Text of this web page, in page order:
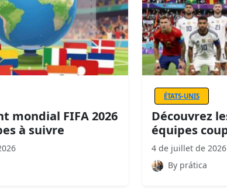
mondial FIFA 2026
à suivre
ÉTATS-UNIS
Découvrez
équipes
4 de juillet de 2026
By prática